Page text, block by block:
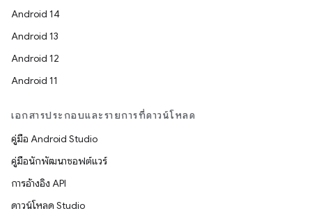
Android 14
Android 13
Android 12
Android 11
เอกสารประกอบและรายการที่ดาวน์โหลด
คู่มือ Android Studio
คู่มือนักพัฒนาซอฟต์แวร์
การอ้างอิง API
ดาวน์โหลด Studio